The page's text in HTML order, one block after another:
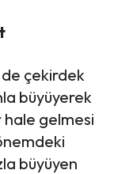
çekirdek
büyüyerek
hale gelmesi
büyüyen